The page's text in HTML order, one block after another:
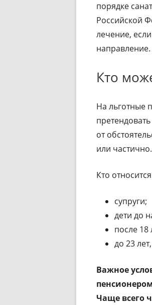
порядке
Российской
лечение,
направление.
Кто
На льготные
от
или частично.
Кто
супруги;
дети до
после
до 23
Важное
Чаще всего